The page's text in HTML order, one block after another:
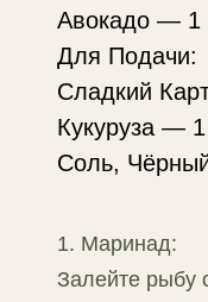
Авокадо — 1
Для Подачи:
Сладкий
Кукуруза —
Соль,
1. Маринад:
Залейте рыбу